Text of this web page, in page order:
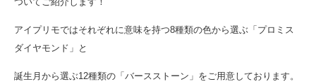
アイプリモではそれぞれに意味を持つ8種類の色から選ぶ「プロミス
ダイヤモンド」と
誕生月から選ぶ12種類の「バースストーン」をご用意しております。